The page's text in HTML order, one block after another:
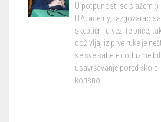
U potpunosti se slažem
ITAcademy, razgovarao
skeptični u vezi te priče,
doživljaj iz prve ruke je
se sve sabere i oduzme
usavršavanje pored škole
korisno.